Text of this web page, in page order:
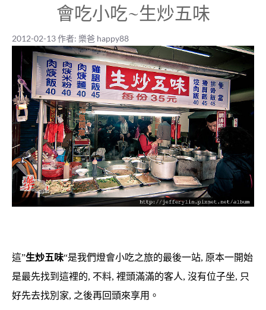
會吃小吃~生炒五味
2012-02-13 | 樂爸 happy88
2012-02-13作者: 樂爸 happy88
這”生炒五味“是我們燈會小吃之旅的最後一站, 原本一開始
是最先找到這裡的, 不料, 裡頭滿滿的客人, 沒有位子坐, 只
好先去找別家, 之後再回頭來享用。